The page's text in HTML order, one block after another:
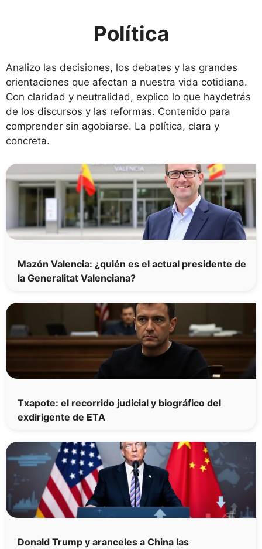
Política
Analizo las decisiones, los debates y las grandes
orientaciones que afectan a nuestra vida cotidiana.
Con claridad y neutralidad, explico lo que haydetrás
de los discursos y las reformas. Contenido para
comprender sin agobiarse. La política, clara y
concreta.
Mazón Valencia: ¿quién es el actual presidente de
la Generalitat Valenciana?
Txapote: el recorrido judicial y biográfico del
exdirigente de ETA
Donald Trump y aranceles a China las